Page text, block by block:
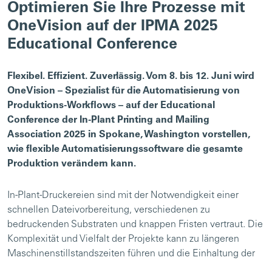
Optimieren Sie Ihre Prozesse mit
OneVision auf der IPMA 2025
Educational Conference
Flexibel. Effizient. Zuverlässig. Vom 8. bis 12. Juni wird
OneVision – Spezialist für die Automatisierung von
Produktions-Workflows – auf der Educational
Conference der In-Plant Printing and Mailing
Association 2025 in Spokane, Washington vorstellen,
wie flexible Automatisierungssoftware die gesamte
Produktion verändern kann.
In-Plant-Druckereien sind mit der Notwendigkeit einer
schnellen Dateivorbereitung, verschiedenen zu
bedruckenden Substraten und knappen Fristen vertraut. Die
Komplexität und Vielfalt der Projekte kann zu längeren
Maschinenstillstandszeiten führen und die Einhaltung der